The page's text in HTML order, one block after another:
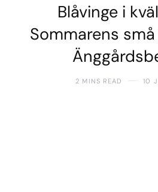
Blåvinge i
Sommarens
2 MINS READ 10